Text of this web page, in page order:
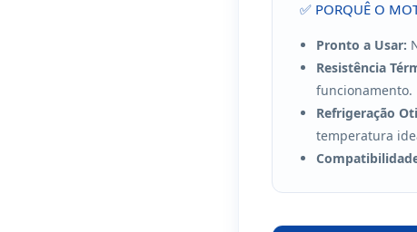
✅ PORQUÊ O
Pronto a Usar:
Resistência
funcionamento.
Refrigeração
temperatura